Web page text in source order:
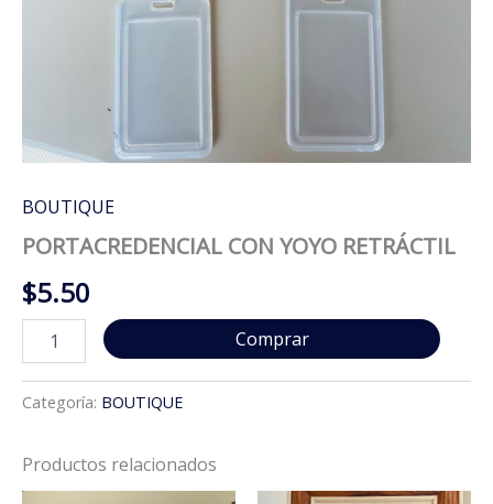
BOUTIQUE
PORTACREDENCIAL CON YOYO RETRÁCTIL
$5.50
PORTACREDENCIAL
CON
RETRÁCTIL
cantidad
Comprar
Categoría: BOUTIQUE
Productos relacionados